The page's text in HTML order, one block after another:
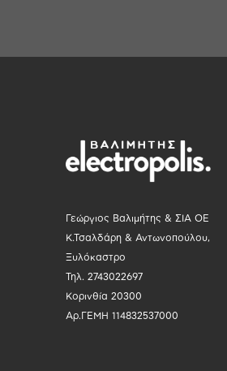
Γεώργιος Βαλιμήτης & ΣΙΑ ΟΕ
Κ.Τσαλδάρη & Αντωνοπούλου,
Ξυλόκαστρο
Τηλ. 2743022697
Κορινθία 20300
Αρ.ΓΕΜΗ 114832537000